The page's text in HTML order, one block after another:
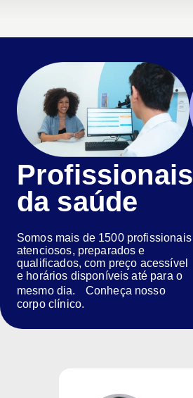
Profissionais
da saúde
Somos mais de 1500 profissionais
atenciosos, preparados e
qualificados, com preço acessível
e horários disponíveis até para o
mesmo dia. Conheça nosso
corpo clínico.